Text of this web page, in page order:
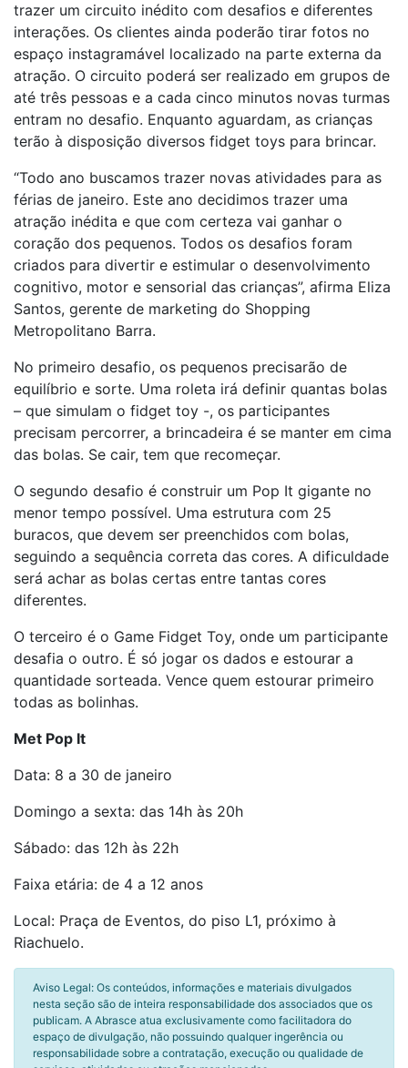
trazer um circuito inédito com desafios e diferentes
interações. Os clientes ainda poderão tirar fotos no
espaço instagramável localizado na parte externa da
atração. O circuito poderá ser realizado em grupos de
até três pessoas e a cada cinco minutos novas turmas
entram no desafio. Enquanto aguardam, as crianças
terão à disposição diversos fidget toys para brincar.
“Todo ano buscamos trazer novas atividades para as
férias de janeiro. Este ano decidimos trazer uma
atração inédita e que com certeza vai ganhar o
coração dos pequenos. Todos os desafios foram
criados para divertir e estimular o desenvolvimento
cognitivo, motor e sensorial das crianças”, afirma Eliza
Santos, gerente de marketing do Shopping
Metropolitano Barra.
No primeiro desafio, os pequenos precisarão de
equilíbrio e sorte. Uma roleta irá definir quantas bolas
– que simulam o fidget toy -, os participantes
precisam percorrer, a brincadeira é se manter em cima
das bolas. Se cair, tem que recomeçar.
O segundo desafi­o é construir um Pop It gigante no
menor tempo possível. Uma estrutura com 25
buracos, que devem ser preenchidos com bolas,
seguindo a sequência correta das cores. A dificuldade
será achar as bolas certas entre tantas cores
diferentes.
O terceiro é o Game Fidget Toy, onde um participante
desafia o outro. É só jogar os dados e estourar a
quantidade sorteada. Vence quem estourar primeiro
todas as bolinhas.
Met Pop It
Data: 8 a 30 de janeiro
Domingo a sexta: das 14h às 20h
Sábado: das 12h às 22h
Faixa etária: de 4 a 12 anos
Local: Praça de Eventos, do piso L1, próximo à
Riachuelo.
Aviso Legal: Os conteúdos, informações e materiais divulgados
nesta seção são de inteira responsabilidade dos associados que os
publicam. A Abrasce atua exclusivamente como facilitadora do
espaço de divulgação, não possuindo qualquer ingerência ou
responsabilidade sobre a contratação, execução ou qualidade de